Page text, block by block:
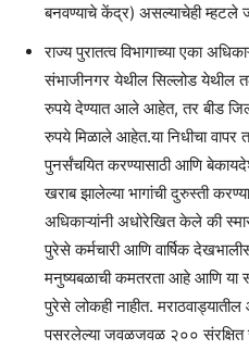
बनवण्याचे केंद्र) असल्याचेही म्हटले
राज्य पुरातत्व विभागाच्या एका
संभाजीनगर येथील सिल्लोड येथील
रुपये देण्यात आले आहेत, तर बीड
रुपये मिळाले आहेत.या निधीचा वापर
पुनर्संचयित करण्यासाठी आणि
खराब झालेल्या भागांची दुरुस्ती
अधिकाऱ्यांनी अधोरेखित केले की
पुरेसे कर्मचारी आणि वार्षिक
मनुष्यबळाची कमतरता आहे आणि या
पुरेसे लोकही नाहीत. मराठवाड्यातील
पसरलेल्या जवळजवळ २००